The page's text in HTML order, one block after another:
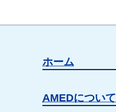
ホーム
AMEDについて